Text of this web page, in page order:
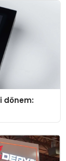
dönem: